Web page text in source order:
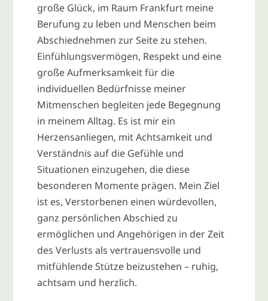
große Glück, im Raum Frankfurt meine
Berufung zu leben und Menschen beim
Abschiednehmen zur Seite zu stehen.
Einfühlungsvermögen, Respekt und eine
große Aufmerksamkeit für die
individuellen Bedürfnisse meiner
Mitmenschen begleiten jede Begegnung
in meinem Alltag. Es ist mir ein
Herzensanliegen, mit Achtsamkeit und
Verständnis auf die Gefühle und
Situationen einzugehen, die diese
besonderen Momente prägen. Mein Ziel
ist es, Verstorbenen einen würdevollen,
ganz persönlichen Abschied zu
ermöglichen und Angehörigen in der Zeit
des Verlusts als vertrauensvolle und
mitfühlende Stütze beizustehen – ruhig,
achtsam und herzlich.